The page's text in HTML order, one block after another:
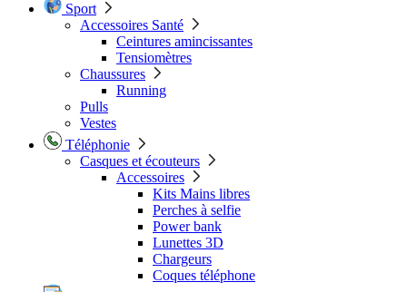
Sport
Accessoires Santé
Ceintures amincissantes
Tensiomètres
Chaussures
Running
Pulls
Vestes
Téléphonie
Casques et écouteurs
Accessoires
Kits Mains libres
Perches à selfie
Power bank
Lunettes 3D
Chargeurs
Coques téléphone